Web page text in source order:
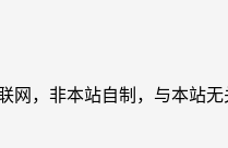
，非本站自制，与本站